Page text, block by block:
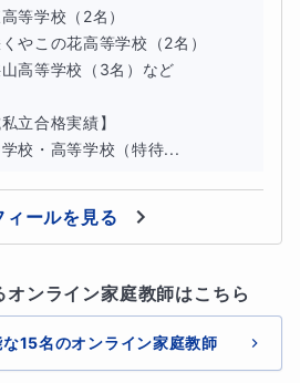
等学校（2名）
やこの花高等学校（2名）
高等学校（3名）など
立合格実績】
校・高等学校（特待...
ィールを見る
ンライン家庭教師はこちら
15名のオンライン家庭教師